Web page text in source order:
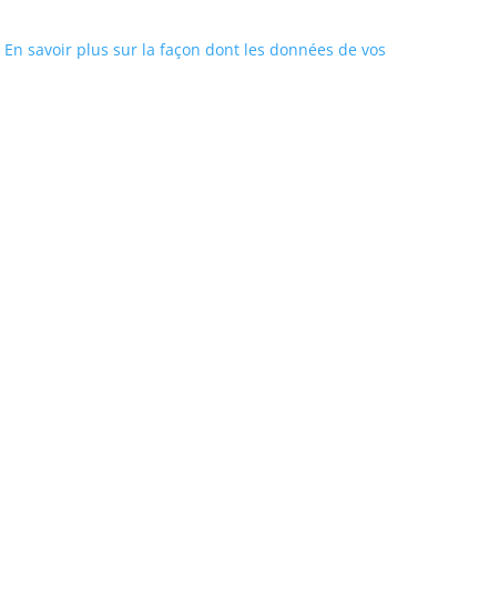
En savoir plus sur la façon dont les données de vos